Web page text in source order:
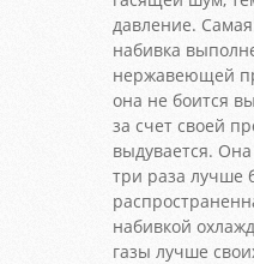
давление.
набивка
нержавеющей
она не боится
за счет своей
выдувается.
три раза лучше
набивкой
газы лучше